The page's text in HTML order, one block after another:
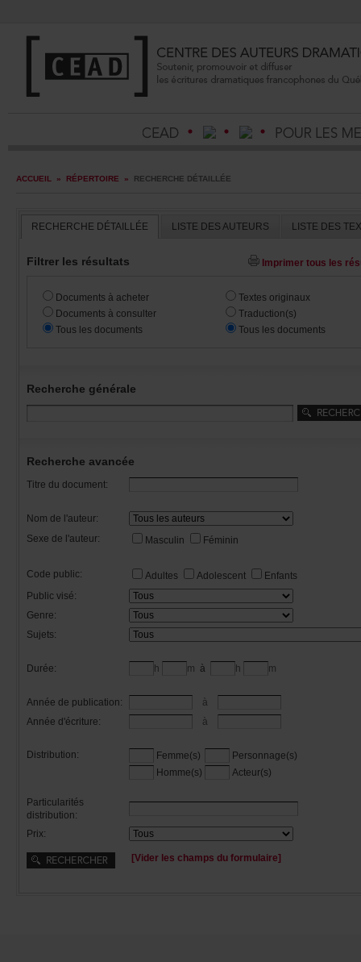
ACCUEIL » RÉPERTOIRE » RECHERCHEDÉTAILLÉE
RECHERCHEDÉTAILLÉE LISTEDESAUTEURS
Filtrerlesrésultats
Documentsàacheter
Documentsàconsulter
Touslesdocuments
Textesoriginaux
Traduction(s)
Touslesdocuments
Recherchegénérale
Rechercheavancée
Titredudocument:
Nomdel'auteur:
Sexedel'auteur:
Masculin Féminin
Codepublic: Adultes Adolescent
Enfants
Publicvisé:
Genre:
Sujets:
Durée: h m à h m
Annéedepublication:
à
Annéed'écriture:
à
Distribution: Femme(s)
Personnage(s)
Homme(s)
Acteur(s)
Particularités
distribution:
Prix:
[Viderleschampsduformulaire]